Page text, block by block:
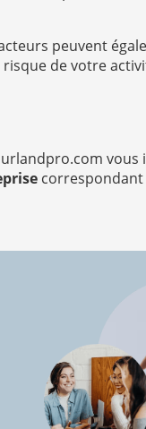
peuvent
de votre
vous
correspondant